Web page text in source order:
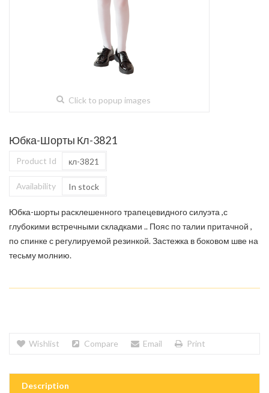
Click to popup images
Юбка-Шорты Кл-3821
Product Id кл-3821
Availability In stock
Юбка-шорты расклешенного трапецевидного силуэта ,с
глубокими встречными складками .. Пояс по талии притачной ,
по спинке с регулируемой резинкой. Застежка в боковом шве на
тесьму молнию.
Wishlist Compare Email Print
Description